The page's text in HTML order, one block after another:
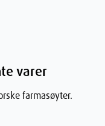
varer
farmasøyter.